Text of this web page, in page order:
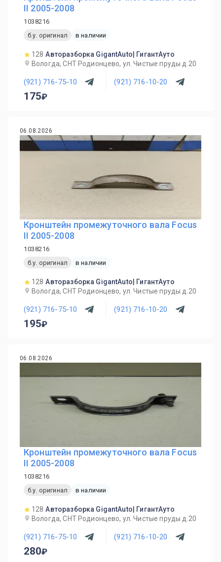
II 2005-2008
1038216
б.у. оригинал
в наличии
128 Авторазборка GigantAuto| ГигантАуто
Вологда, СНТ Родионцево, ул. Чистые пруды д.20
(921) 716-75-10 (921) 716-10-20
175
06.08.2026
Кронштейн промежуточного вала Focus
II 2005-2008
1038216
б.у. оригинал
в наличии
128 Авторазборка GigantAuto| ГигантАуто
Вологда, СНТ Родионцево, ул. Чистые пруды д.20
(921) 716-75-10 (921) 716-10-20
195
06.08.2026
Кронштейн промежуточного вала Focus
II 2005-2008
1038216
б.у. оригинал
в наличии
128 Авторазборка GigantAuto| ГигантАуто
Вологда, СНТ Родионцево, ул. Чистые пруды д.20
(921) 716-75-10 (921) 716-10-20
280